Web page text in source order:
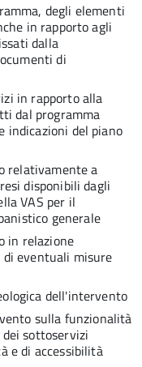
degli elementi
in rapporto agli
dalla
di
in rapporto alla
dal programma
indicazioni del piano
relativamente a
disponibili dagli
VAS per il
generale
in relazione
eventuali misure
dell'intervento
sulla funzionalità
sottoservizi
e di accessibilità